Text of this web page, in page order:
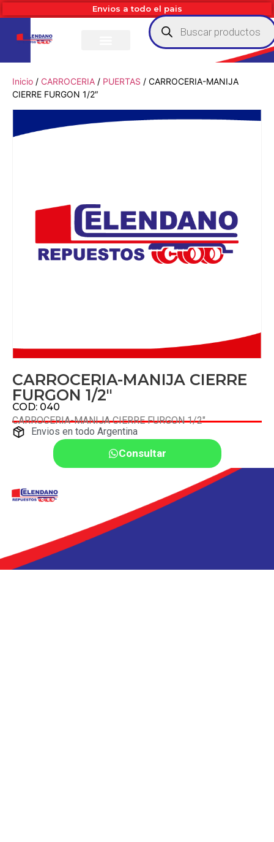
Envios a todo el pais
Inicio / CARROCERIA / PUERTAS / CARROCERIA-MANIJA
CIERRE FURGON 1/2″
CARROCERIA-MANIJA CIERRE
FURGON 1/2″
COD: 040
CARROCERIA-MANIJA CIERRE FURGON 1/2″
Envios en todo Argentina
Consultar